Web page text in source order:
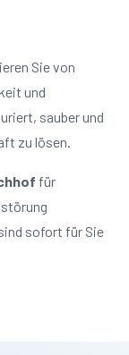
Sie von
und
sauber und
zu lösen.
für
sofort für Sie